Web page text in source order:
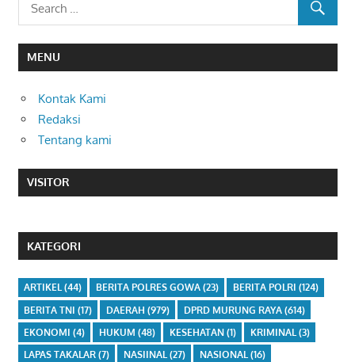
MENU
Kontak Kami
Redaksi
Tentang kami
VISITOR
KATEGORI
ARTIKEL(44) BERITA POLRES GOWA(23) BERITA POLRI (124)
BERITA TNI (17) DAERAH (979) DPRD MURUNG RAYA(614)
EKONOMI (4) HUKUM (48) KESEHATAN(1) KRIMINAL (3)
LAPAS TAKALAR(7) NASIINAL (27) NASIONAL (16)